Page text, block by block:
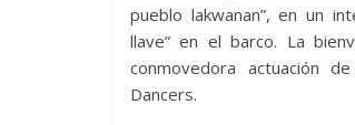
pueblo lakwanan”, en un
llave” en el barco. La
conmovedora actuación
Dancers.